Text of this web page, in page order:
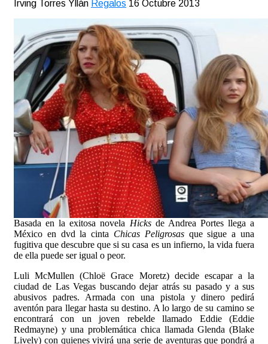
Irving Torres Yllán Regalos 16 Octubre 2013
Basada en la exitosa novela Hicksde Andrea Portes llega a
México en dvd la cinta Chicas Peligrosasque sigue a una
fugitiva que descubre que si su casa es un infierno, la vida fuera
de ella puede ser igual o peor.
Luli McMullen (Chloë Grace Moretz) decide escapar a la
ciudad de Las Vegas buscando dejar atrás su pasado y a sus
abusivos padres. Armada con una pistola y dinero pedirá
aventón para llegar hasta su destino. A lo largo de su camino se
encontrará con un joven rebelde llamado Eddie (Eddie
Redmayne) y una problemática chica llamada Glenda (Blake
Lively) con quienes vivirá una serie de aventuras que pondrá a